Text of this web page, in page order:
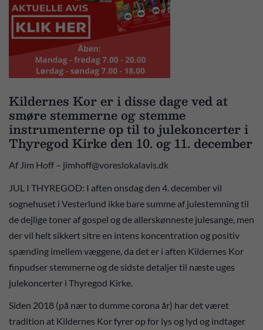
Kildernes Kor er i disse dage ved at
smøre stemmerne og stemme
instrumenterne op til to julekoncerter i
Thyregod Kirke den 10. og 11. december
Af Jim Hoff – jimhoff@voreslokalavis.dk
JUL I THYREGOD: I aften onsdag den 4. december vil
sognehuset i Vesterlund ikke bare summe af julestemning til
de dejlige toner af gospel og de allerskønneste julesange, men
der vil helt sikkert sitre en intens koncentration og positiv
spænding imellem væggene, da det er i aften Kildernes Kor
finpudser stemmerne og de sidste detaljer til næste uges
julekoncerter i Thyregod Kirke.
Siden 2018 (på nær to dumme corona år) har det været
tradition at Kildernes Kor fyrer op for lys og lyd og indtager